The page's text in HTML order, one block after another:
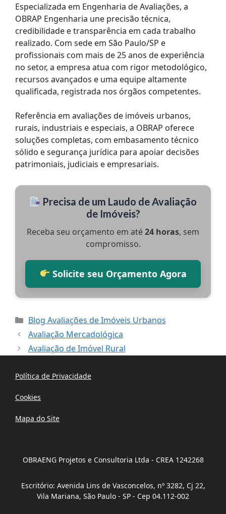
Especializada em Engenharia de Avaliações, a
OBRAP Engenharia une precisão técnica,
credibilidade e transparência em cada trabalho
realizado. Com sede em São Paulo/SP e
profissionais com mais de 25 anos de experiência
no setor, a empresa atua com rigor metodológico,
recursos avançados e uma equipe altamente
qualificada, registrada nos órgãos competentes.
Referência em avaliações de imóveis urbanos,
rurais, industriais e especiais, a OBRAP oferece
soluções completas, com embasamento técnico
sólido e segurança jurídica para apoiar decisões
patrimoniais, judiciais e empresariais.
Precisa de um Laudo de Avaliação
de Imóveis?
Receba seu orçamento em até24 horas, sem
compromisso.
Solicite seu Orçamento Agora
Categorias
Blog Avaliações de Imóveis Urbanos
Avaliação Mercadológica
Avaliação de Imóvel Rural
Política de Privacidade
Cookies
Mapa do Site
OBRAENG Projetos e Consultoria Ltda - CREA 1242268
Escritório: Avenida Lins de Vasconcelos, nº 3282, Cj 22,
Vila Mariana, São Paulo - SP - Cep 04.112-002